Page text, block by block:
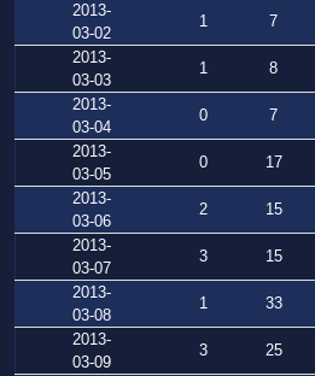
2013-
03-02
1 7
2013-
03-03
1 8
2013-
03-04
0 7
2013-
03-05
0 17
2013-
03-06
2 15
2013-
03-07
3 15
2013-
03-08
1 33
2013-
03-09
3 25